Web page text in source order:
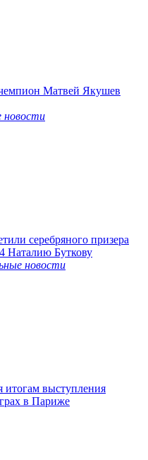
Матвей Якушев
новости
серебряного призера
Наталию Буткову
новости
итогам выступления
в Париже